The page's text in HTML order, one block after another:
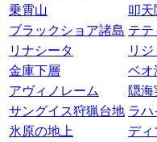
乗霄山
叩天
ブラックショア諸島 テテ
リナシータ
リ
金庫下層
ベオ
アヴィノレーム
隠
サングイス狩猟台地 ラハ
氷原の地上
ディ